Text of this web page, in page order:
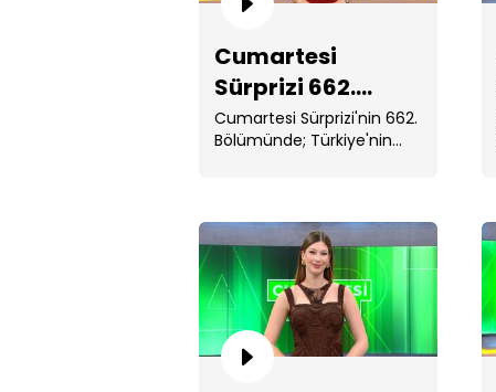
Cumartesi
Sürprizi 662.
Bölüm
Cumartesi Sürprizi'nin 662.
Bölümünde; Türkiye'nin